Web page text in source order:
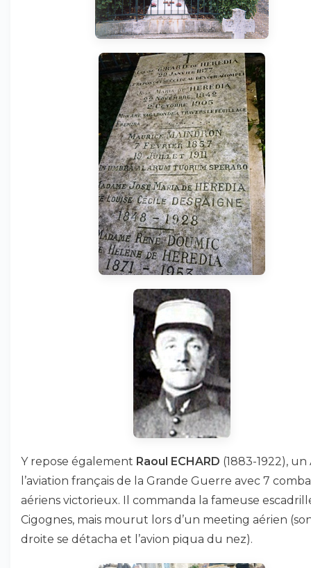
Y repose également Raoul ECHARD (1883-1922), un
l’aviation français de la Grande Guerre avec 7
aériens victorieux. Il commanda la fameuse
Cigognes, mais mourut lors d’un meeting aérien
droite se détacha et l’avion piqua du nez).